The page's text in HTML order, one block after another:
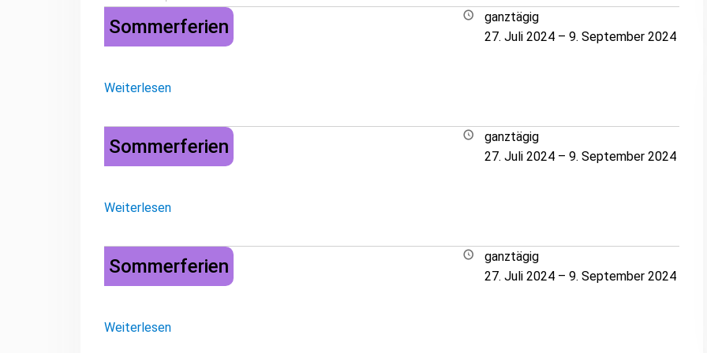
Sommerferien
ganztägig
27. Juli 2024 – 9. September 2024
Weiterlesen
Sommerferien
ganztägig
27. Juli 2024 – 9. September 2024
Weiterlesen
Sommerferien
ganztägig
27. Juli 2024 – 9. September 2024
Weiterlesen